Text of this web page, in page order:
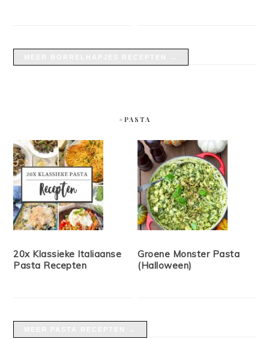
#PASTA
20x Klassieke Italiaanse
Pasta Recepten
Groene Monster Pasta
(Halloween)